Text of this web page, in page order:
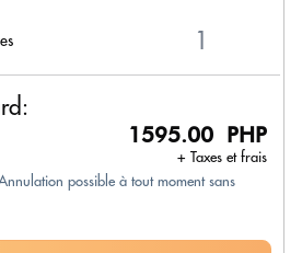
1595.00 PHP
+ Taxes et frais
possible à tout moment sans